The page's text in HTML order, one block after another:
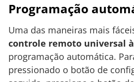
Programação
Uma das maneiras mais
controle remoto universal à
programação automática.
pressionado o botão de